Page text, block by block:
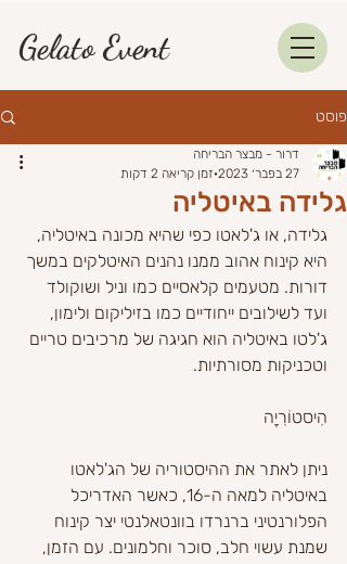
Gelato Event
פוסט
גלידה באיטליה
דרור - מבצר הבריחה
27 בפבר׳ 2023
זמן קריאה 2 דקות
גלידה, או ג'לאטו כפי שהיא מכונה באיטליה,
היא קינוח אהוב ממנו נהנים האיטלקים במשך
דורות. מטעמים קלאסיים כמו וניל ושוקולד
ועד לשילובים ייחודיים כמו בזיליקום ולימון,
ג'לטו באיטליה הוא חגיגה של מרכיבים טריים
וטכניקות מסורתיות.
הִיסטוֹרִיָה
ניתן לאתר את ההיסטוריה של הג'לאטו
באיטליה למאה ה-16, כאשר האדריכל
הפלורנטיני ברנרדו בוונטאלנטי יצר קינוח
שמנת עשוי חלב, סוכר וחלמונים. עם הזמן,